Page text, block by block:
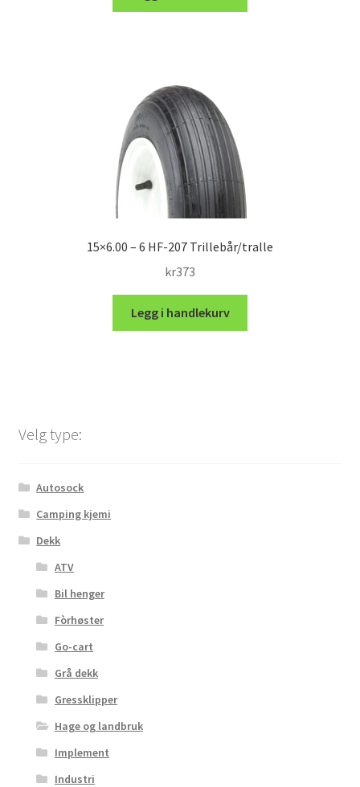
15×6.00 – 6 HF-207 Trillebår/tralle
kr373
Legg i handlekurv
Velg type:
Autosock
Camping kjemi
Dekk
ATV
Bil henger
Fòrhøster
Go-cart
Grå dekk
Gressklipper
Hage og landbruk
Implement
Industri